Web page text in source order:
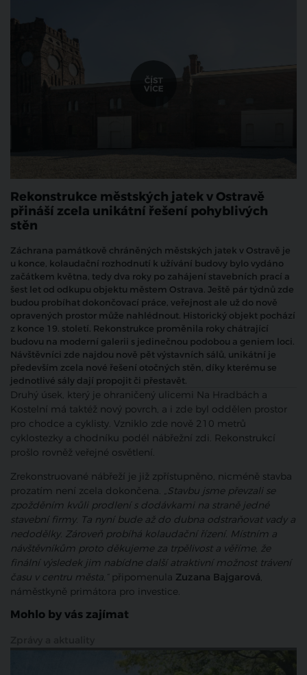
Rekonstrukce městských jatek v Ostravě
přináší zcela unikátní řešení pohyblivých
stěn
Záchrana památkově chráněných městských jatek v Ostravě je
u konce, kolaudační rozhodnutí k užívání budovy bylo vydáno
začátkem května, tedy dva roky po zahájení stavebních prací a
šest let od odkupu objektu městem Ostrava. Ještě pár týdnů zde
budou probíhat dokončovací práce, veřejnost ale už do nově
opravených prostor může nahlédnout. Historický objekt pochází
z konce 19. století. Rekonstrukce proměnila roky chátrající
budovu na moderní galerii s jedinečnou podobou a geniem loci.
Návštěvníci zde najdou nově pět výstavních sálů, unikátní je
především zcela nové řešení otočných stěn, díky kterému se
jednotlivé sály dají propojit či přestavět.
Druhý úsek, který je ohraničený ulicemi Na Hradbách a
Kostelní má taktéž nový povrch, a i zde byl oddělen prostor
pro chodce a cyklisty. Vzniklo zde nově 210 metrů
cyklostezky a chodníku podél nábřežní zdi. Rekonstrukcí
prošlo rovněž veřejné osvětlení.
Zrekonstruované nábřeží je již zpřístupněno, nicméně stavba
prozatím není zcela dokončena. „Stavbu jsme převzali se
zpožděním kvůli prodlení s dodávkami na straně jedné
stavební firmy. Ta nyní bude až do dubna odstraňovat vady a
nedodělky. Zároveň probíhá kolaudační řízení. Místním a
návštěvníkům proto děkujeme za trpělivost a věříme, že
finální výsledek jim nabídne další atraktivní možnost trávení
času v centru města,“ připomenula Zuzana Bajgarová,
náměstkyně primátora pro investice.
Mohlo by vás zajímat